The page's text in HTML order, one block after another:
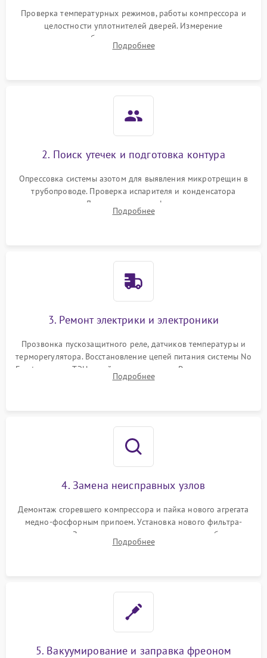
работе
2000 ₽ Подробнее →
1000 ₽
1800 ₽
Проверка температурных режимов, работы компрессора и
целостности уплотнителей дверей. Измерение
сопротивления обмоток мотора, проверка термостата и
считывание кодов ошибок с электронного дисплея.
Подробнее
2. Поиск утечек и подготовка контура
Опрессовка системы азотом для выявления микротрещин в
трубопроводе. Проверка испарителя и конденсатора
течеискателем. Демонтаж старого фильтра-осушителя и
продувка капиллярной трубки для устранения засоров.
Подробнее
3. Ремонт электрики и электроники
Прозвонка пускозащитного реле, датчиков температуры и
терморегулятора. Восстановление цепей питания системы No
Frost, включая ТЭН оттайки и вентилятор. Ремонт или замена
платы управления при сбоях алгоритмов.
Подробнее
4. Замена неисправных узлов
Демонтаж сгоревшего компрессора и пайка нового агрегата
медно-фосфорным припоем. Установка нового фильтра-
осушителя. Замена изношенных вентиляторов обдува,
сломанных заслонок или поврежденных дверных петель.
Подробнее
5. Вакуумирование и заправка фреоном